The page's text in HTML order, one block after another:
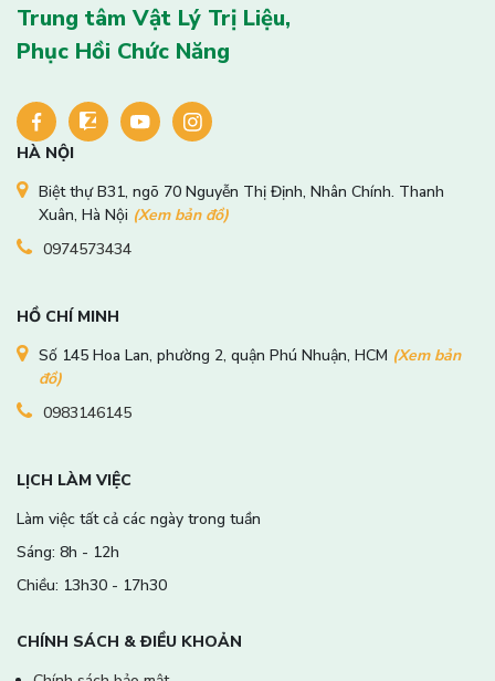
Trung tâm Vật Lý Trị Liệu,
Phục Hồi Chức Năng
HÀ NỘI
Biệt thự B31, ngõ 70 Nguyễn Thị Định, Nhân Chính. Thanh
Xuân, Hà Nội (Xem bản đồ)
0974573434
HỒ CHÍ MINH
Số 145 Hoa Lan, phường 2, quận Phú Nhuận, HCM (Xem bản
đồ)
0983146145
LỊCH LÀM VIỆC
Làm việc tất cả các ngày trong tuần
Sáng: 8h - 12h
Chiều: 13h30 - 17h30
CHÍNH SÁCH & ĐIỀU KHOẢN